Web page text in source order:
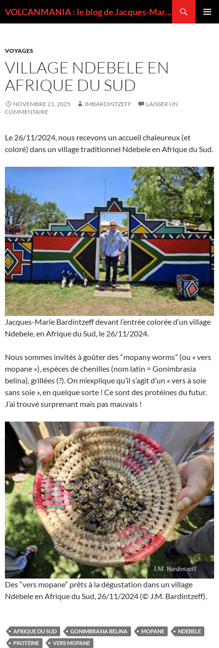
VOLCANMANIA : le blog de Jacques-Marie BARDINTZEFF, volcanologue
VOYAGES
VILLAGE NDEBELE EN
AFRIQUE DU SUD
NOVEMBRE 21, 2025 JMBARDINTZEFF
LAISSER UN
COMMENTAIRE
Le 26/11/2024, nous recevons un accueil chaleureux (et
coloré) dans un village traditionnel Ndebele en Afrique du Sud.
Jacques-Marie Bardintzeff devant l’entrée colorée d’un village
Ndebele, en Afrique du Sud, le 26/11/2024.
Nous sommes invités à goûter des “mopany worms” (ou « vers
mopane »), espèces de chenilles (nom latin = Gonimbrasia
belina), grillées (?). On m’explique qu’il s’agit d’un « vers à soie
sans soie », en quelque sorte ! Ce sont des protéines du futur.
J’ai trouvé surprenant mais pas mauvais !
Des “vers mopane” prêts à la dégustation dans un village
Ndebele en Afrique du Sud, 26/11/2024 (© J.M. Bardintzeff).
AFRIQUE DU SUD GONIMBRASIA BELINA MOPANE
NDEBELE
PROTÉINE
VERS MOPANE